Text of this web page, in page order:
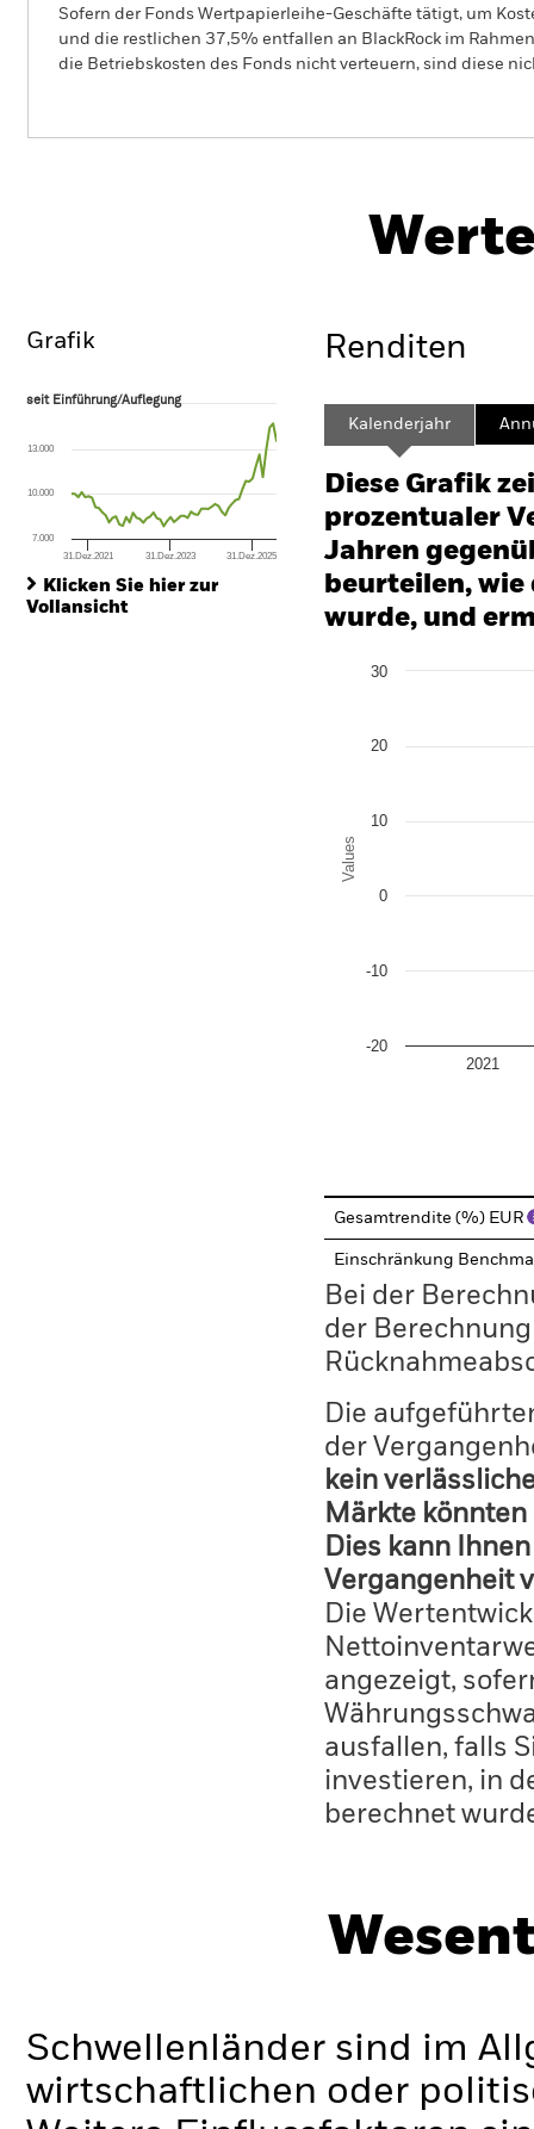
Sofern der Fonds Wertpapierleihe-Geschäfte tätigt, um
und die restlichen 37,5% entfallen an BlackRock im
die Betriebskosten des Fonds nicht verteuern, sind diese
Grafik
seit Einführung/Auflegung
The chart has 1 X axis displaying Time. Range: 2021-07-31 00:00:00 to
The chart has 1 Y axis displaying values. Range: -30 to 60.
seit Einführung/Auflegung
31.Dez.2021 31.Dez.2023 31.Dez.2025
7.000
10.000
13.000
Klicken Sie hier zur
Vollansicht
Renditen
Kalenderjahr
Diese Grafik
prozentualer
Jahren
beurteilen,
wurde, und
Bar chart with 2 data
Values
2021
-20
-10
0
10
20
30
Gesamtrendite (%) EUR
Einschränkung
Bei der
der
Die
der
kein
Märkte
Dies kann
Vergangenheit
Die
angezeigt,
ausfallen, falls
investieren, in
berechnet
Schwellenländer sind im
wirtschaftlichen oder